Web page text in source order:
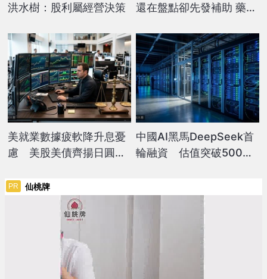
洪水樹：股利屬經營決策
還在盤點卻先發補助 藥廠
美就業數據疲軟降升息憂
慮 美股美債齊揚日圓反
中國AI黑馬DeepSeek首
輪融資 估值突破500億
PR 仙桃牌